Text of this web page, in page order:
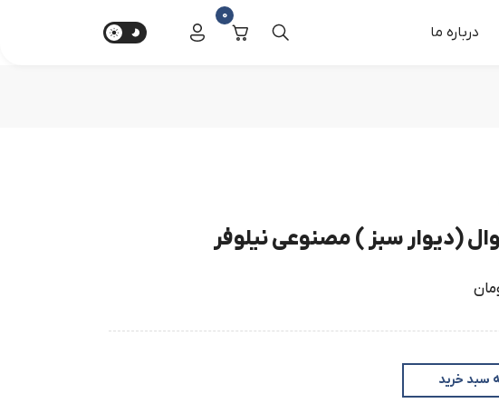
درباره‌ ما
0
(دیوار سبز ) مصنوعی نیلوفر
سبد خرید